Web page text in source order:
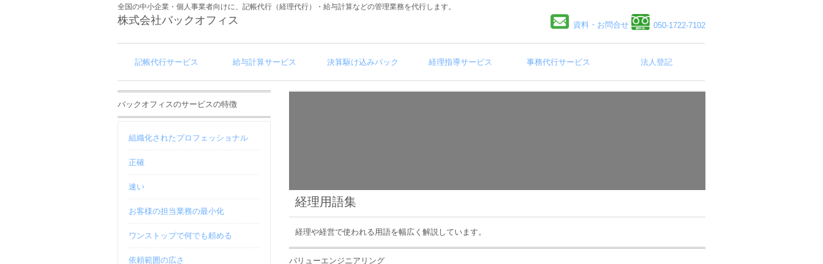
資料・お問合せ 050-1722-7102
全国の中小企業・個人事業者向けに、記帳代行（経理代行）・給与計算などの管理業務を代行します。
株式会社バックオフィス
記帳代行サービス 給与計算サービス 決算駆け込みパック 経理指導サービス 事務代行サービス 法人登記
経理用語集
経理や経営で使われる用語を幅広く解説しています。
バリューエンジニアリング
バックオフィスのサービスの特徴
組織化されたプロフェッショナル
正確
速い
お客様の担当業務の最小化
ワンストップで何でも頼める
依頼範囲の広さ